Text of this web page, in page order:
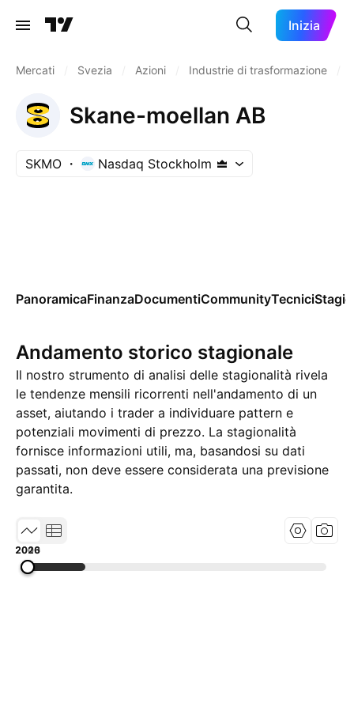
Inizia
Mercati Svezia Azioni Industrie di trasformazione
Skane-moellan AB
SKMO Nasdaq Stockholm
PanoramicaFinanzaDocumentiCommunityTecnici
Andamento storico stagionale
Il nostro strumento di analisi delle stagionalità rivela
le tendenze mensili ricorrenti nell'andamento di un
asset, aiutando i trader a individuare pattern e
potenziali movimenti di prezzo. La stagionalità
fornisce informazioni utili, ma, basandosi su dati
passati, non deve essere considerata una previsione
garantita.
2000
2013
2026